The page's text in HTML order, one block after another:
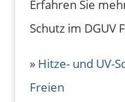
Erfahren Sie
Schutz im DGUV
» Hitze- und UV-
Freien